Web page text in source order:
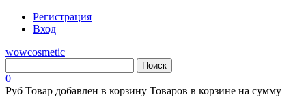
Регистрация
Вход
wowcosmetic
0
Руб Товар добавлен в корзину Товаров в корзине на сумму